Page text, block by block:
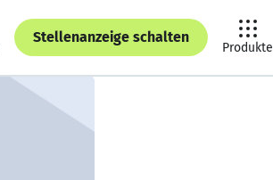
Stellenanzeige schalten
Produkte